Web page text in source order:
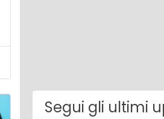
Segui gli ultimi